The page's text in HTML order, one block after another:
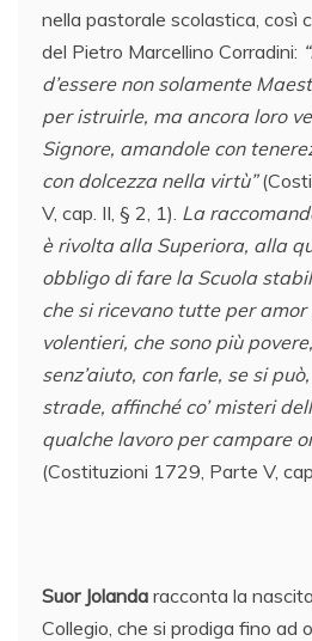
nella pastorale scolastica, così
del Pietro Marcellino Corradini:
d’essere non solamente
per istruirle, ma ancora loro
Signore, amandole con
con dolcezza nella virtù”
V, cap. II, § 2, 1). La
è rivolta alla Superiora, alla
obbligo di fare la Scuola
che si ricevano tutte per
volentieri, che sono più
senz’aiuto, con farle, se si
strade, affinché co’ misteri
qualche lavoro per campare
(Costituzioni 1729, Parte V,
Suor Jolanda racconta la
Collegio, che si prodiga fino ad